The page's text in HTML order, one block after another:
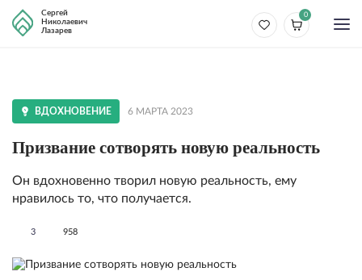
Сергей
Николаевич
Лазарев
0
ВДОХНОВЕНИЕ 6 МАРТА 2023
Призвание сотворять новую реальность
Он вдохновенно творил новую реальность, ему
нравилось то, что получается.
3 958